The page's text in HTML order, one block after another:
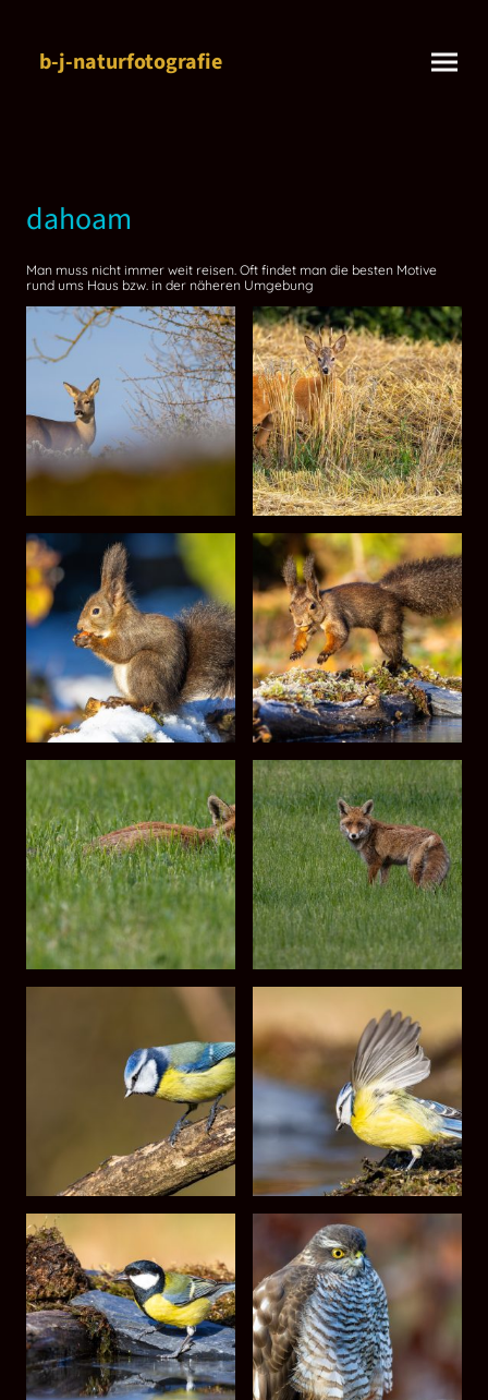
b-j-naturfotografie
dahoam
Man muss nicht immer weit reisen. Oft findet man die besten Motive
rund ums Haus bzw. in der näheren Umgebung